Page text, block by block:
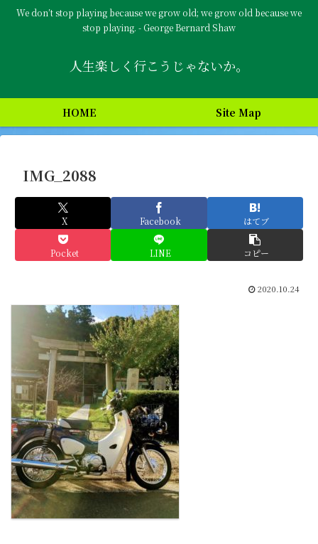
We don’t stop playing because we grow old; we grow old because we
stop playing. - George Bernard Shaw
人生楽しく行こうじゃないか。
HOME Site Map
IMG_2088
X Facebook はてブ
Pocket LINE コピー
2020.10.24